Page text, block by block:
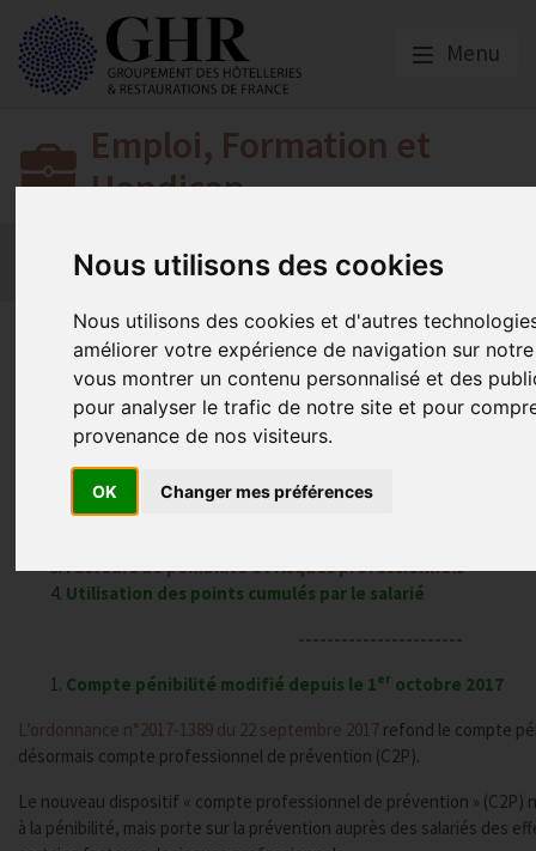
Nous utilisons des cookies
Nous utilisons des cookies et d'autres
améliorer votre expérience de navigation sur
vous montrer un contenu personnalisé et des
pour analyser le trafic de notre site et pour
provenance de nos visiteurs.
OK Changer mes préférences
Menu
Emploi, Formation et
Handicap
Formation
Mission Handicap
Compte Pénibilité 2018
Actualité 2026
12/01/2018
Compte pénibilité modifié depuis le 1
Facteurs de pénibilité et risques professionnels
Utilisation des points cumulés par le salarié
-----------------------
Compte pénibilité modifié depuis le 1er octobre 2017
L’ordonnance n°2017-1389 du 22 septembre 2017 refond le compte
désormais compte professionnel de prévention (C2P).
Le nouveau dispositif « compte professionnel de prévention » (C2P)
à la pénibilité, mais porte sur la prévention auprès des salariés des